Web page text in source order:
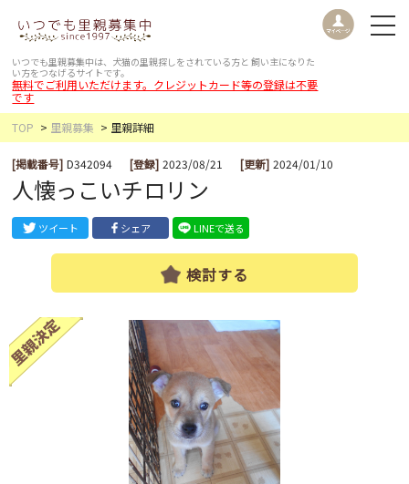
いつでも里親募集中は、犬猫の里親探しをされている方と 飼い主になりた
い方をつなげるサイトです。
無料でご利用いただけます。クレジットカード等の登録は不要
です
TOP
里親募集 里親詳細
[掲載番号] D342094 [登録] 2023/08/21 [更新] 2024/01/10
人懐っこいチロリン
ツイート シェア LINEで送る
検討する